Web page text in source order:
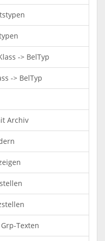
-> BelTyp
-> BelTyp
Archiv
Texten